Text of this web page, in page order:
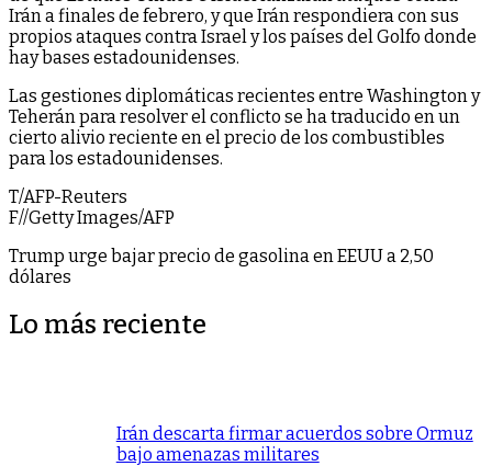
Irán a finales de febrero, y que Irán respondiera con sus
propios ataques contra Israel y los países del Golfo donde
hay bases estadounidenses.
Las gestiones diplomáticas recientes entre Washington y
Teherán para resolver el conflicto se ha traducido en un
cierto alivio reciente en ⁠el precio de los combustibles
para los estadounidenses.
T/AFP-Reuters
F//Getty Images/AFP
Trump urge bajar precio de gasolina en EEUU a 2,50
dólares
Lo más reciente
Irán descarta firmar acuerdos sobre Ormuz
bajo amenazas militares